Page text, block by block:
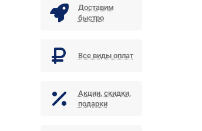
Доставим
быстро
Все виды оплат
Акции, скидки,
подарки